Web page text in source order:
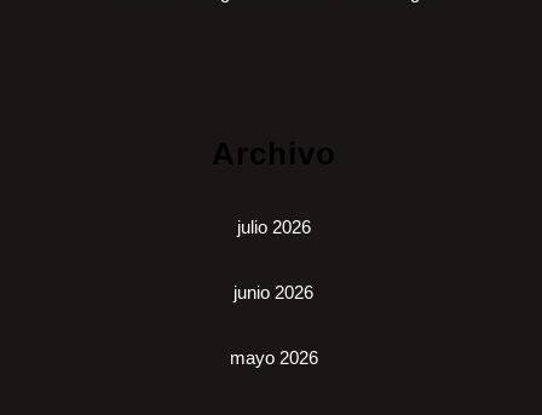
Archivo
julio 2026
junio 2026
mayo 2026